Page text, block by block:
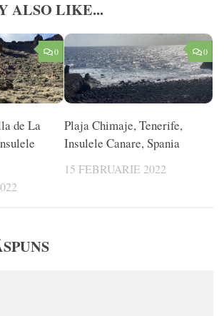
ALSO LIKE...
0
de La
0
Plaja Chimaje, Tenerife,
Insulele Canare, Spania
15 FEBRUARIE 2022